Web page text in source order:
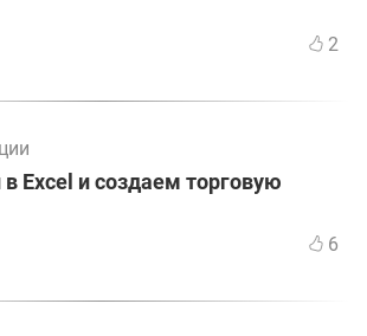
2
Excel и создаем торговую
6